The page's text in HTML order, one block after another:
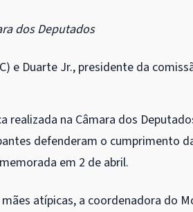
dos Deputados
e Duarte Jr., presidente da
realizada na Câmara dos
defenderam o cumprimento
em 2 de abril.
atípicas, a coordenadora do